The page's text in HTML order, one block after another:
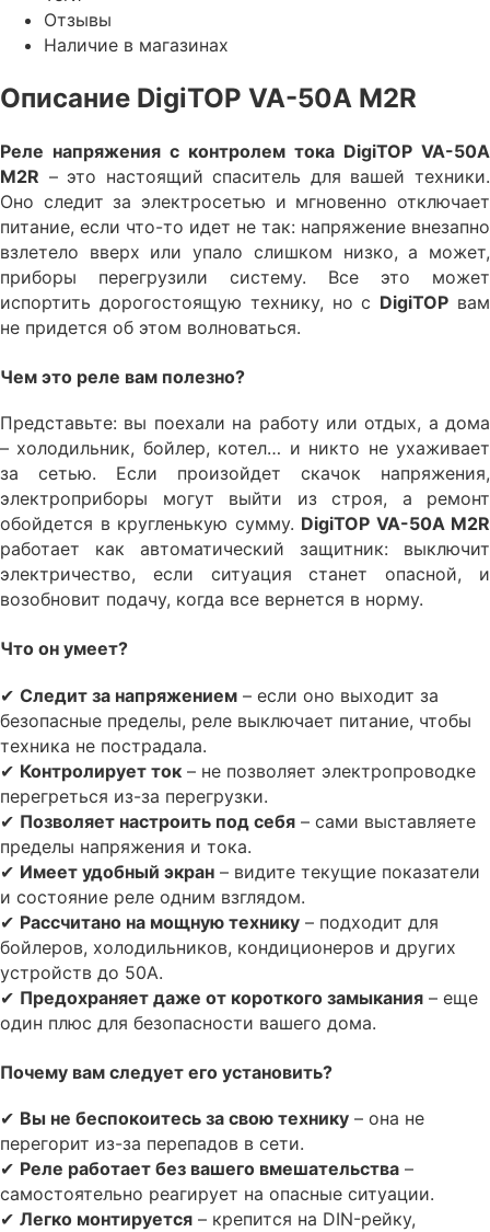
Отзывы
Наличие в магазинах
Описание DigiTOP VA-50A M2R
Реле напряжения с контролем тока DigiTOP VA-50A
M2R – это настоящий спаситель для вашей техники.
Оно следит за электросетью и мгновенно отключает
питание, если что-то идет не так: напряжение внезапно
взлетело вверх или упало слишком низко, а может,
приборы перегрузили систему. Все это может
испортить дорогостоящую технику, но с DigiTOP вам
не придется об этом волноваться.
Чем это реле вам полезно?
Представьте: вы поехали на работу или отдых, а дома
– холодильник, бойлер, котел… и никто не ухаживает
за сетью. Если произойдет скачок напряжения,
электроприборы могут выйти из строя, а ремонт
обойдется в кругленькую сумму. DigiTOP VA-50A M2R
работает как автоматический защитник: выключит
электричество, если ситуация станет опасной, и
возобновит подачу, когда все вернется в норму.
Что он умеет?
✔ Следит за напряжением – если оно выходит за
безопасные пределы, реле выключает питание, чтобы
техника не пострадала.
✔ Контролирует ток – не позволяет электропроводке
перегреться из-за перегрузки.
✔ Позволяет настроить под себя – сами выставляете
пределы напряжения и тока.
✔ Имеет удобный экран – видите текущие показатели
и состояние реле одним взглядом.
✔ Рассчитано на мощную технику – подходит для
бойлеров, холодильников, кондиционеров и других
устройств до 50А.
✔ Предохраняет даже от короткого замыкания – еще
один плюс для безопасности вашего дома.
Почему вам следует его установить?
✔ Вы не беспокоитесь за свою технику – она не
перегорит из-за перепадов в сети.
✔ Реле работает без вашего вмешательства –
самостоятельно реагирует на опасные ситуации.
✔ Легко монтируется – крепится на DIN-рейку,